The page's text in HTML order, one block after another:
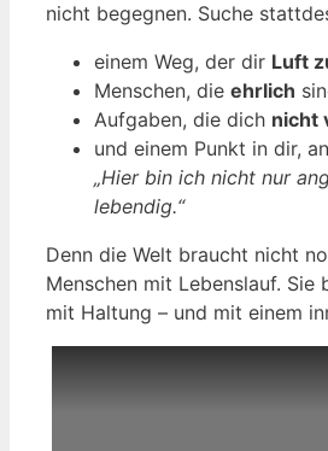
nicht begegnen. Suche
einem Weg, der dir Luft
Menschen, die ehrlich
Aufgaben, die dich nicht
und einem Punkt in dir,
„Hier bin ich nicht nur
lebendig.“
Denn die Welt braucht nicht
Menschen mit Lebenslauf. Sie
mit Haltung – und mit einem